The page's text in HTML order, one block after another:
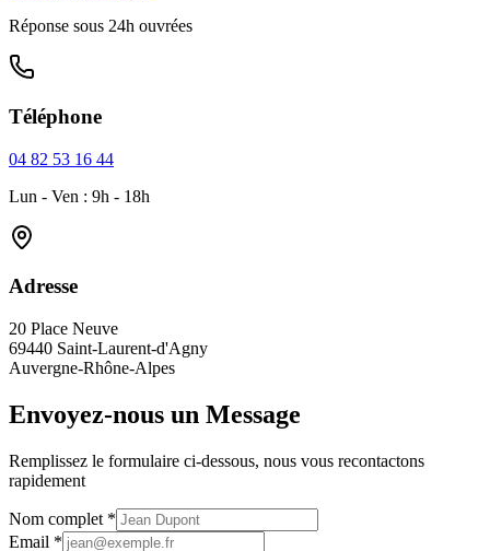
Réponse sous 24h ouvrées
Téléphone
04 82 53 16 44
Lun - Ven : 9h - 18h
Adresse
20 Place Neuve
69440 Saint-Laurent-d'Agny
Auvergne-Rhône-Alpes
Envoyez-nous un Message
Remplissez le formulaire ci-dessous, nous vous recontactons
rapidement
Nom complet *
Email *